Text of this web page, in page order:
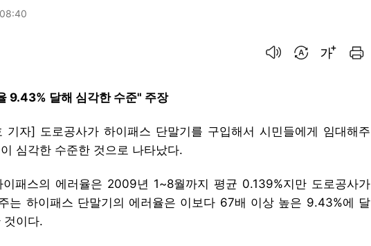
9.43% 달해 심각한 수준" 주장
기자] 도로공사가 하이패스 단말기를 구입해서 시민들에게 임대해주
심각한 수준한 것으로 나타났다.
패스의 에러율은 2009년 1~8월까지 평균 0.139%지만 도로공사가
는 하이패스 단말기의 에러율은 이보다 67배 이상 높은 9.43%에 달
것이다.